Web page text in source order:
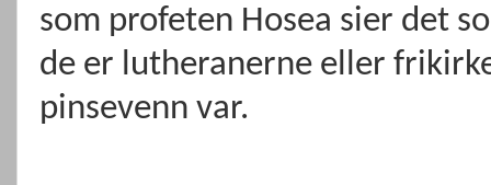
som profeten Hosea sier det
de er lutheranerne eller
pinsevenn var.